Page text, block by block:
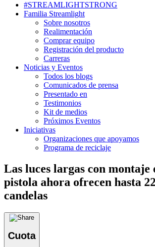
#STREAMLIGHTSTRONG
Familia Streamlight
Sobre nosotros
Realimentación
Comprar equipo
Registración del producto
Carreras
Noticias y Eventos
Todos los blogs
Comunicados de prensa
Presentado en
Testimonios
Kit de medios
Próximos Eventos
Iniciativas
Organizaciones que apoyamos
Programa de reciclaje
Las luces largas con
pistola ahora ofrecen hasta
candelas
Cuota